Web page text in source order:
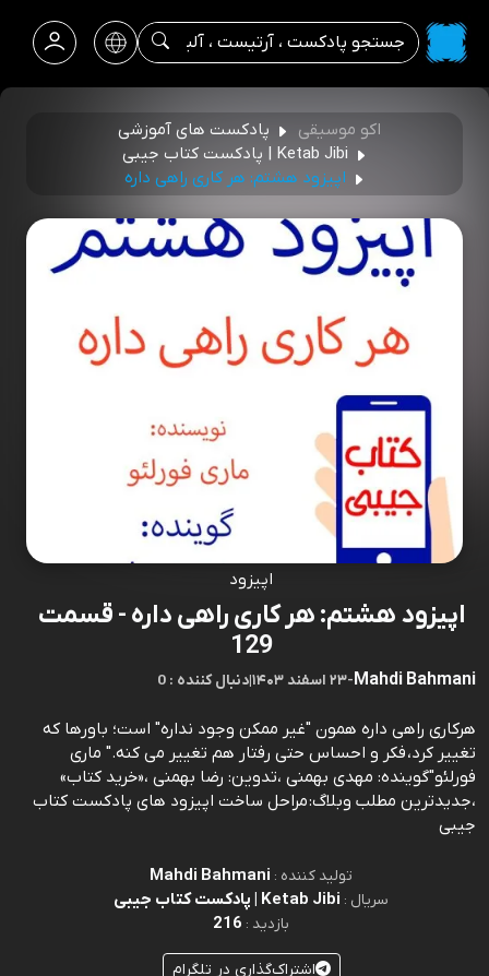
اکو موسیقی
پادکست های آموزشی
Ketab Jibi | پادکست کتاب جیبی
اپیزود هشتم: هر کاری راهی داره
اپیزود
اپیزود هشتم: هر کاری راهی داره - قسمت
129
Mahdi Bahmani
-۲۳ اسفند ۱۴۰۳ |0 : دنبال کننده
هرکاری راهی داره همون "غیر ممکن وجود نداره" است؛ باورها که
تغییر کرد، فکر و احساس حتی رفتار هم تغییر می کنه." ماری
فورلئو"گوینده: مهدی بهمنی ،تدوین: رضا بهمنی ،«خرید کتاب»
،جدیدترین مطلب وبلاگ: مراحل ساخت اپیزود های پادکست کتاب
جیبی
تولید کننده : Mahdi Bahmani
سریال : Ketab Jibi | پادکست کتاب جیبی
بازدید : 216
اشتراک‌گذاری در تلگرام